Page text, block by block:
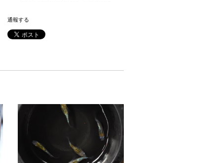
通報する